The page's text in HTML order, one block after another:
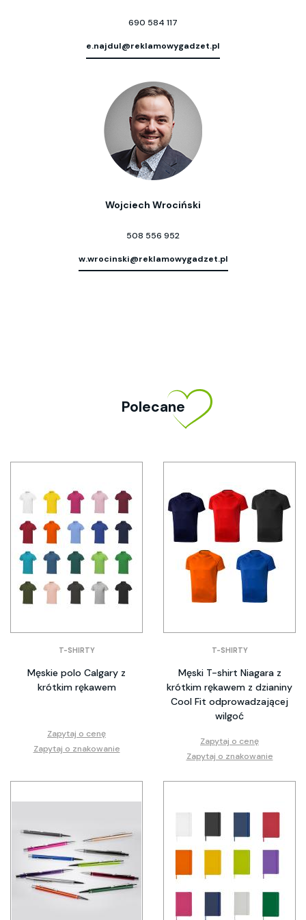
690 584 117
e.najdul@reklamowygadzet.pl
Wojciech Wrociński
508 556 952
w.wrocinski@reklamowygadzet.pl
Polecane
T-SHIRTY
Męskie polo Calgary z
krótkim rękawem
Zapytaj o cenę
Zapytaj o znakowanie
T-SHIRTY
Męski T-shirt Niagara z
krótkim rękawem z dzianiny
Cool Fit odprowadzającej
wilgoć
Zapytaj o cenę
Zapytaj o znakowanie